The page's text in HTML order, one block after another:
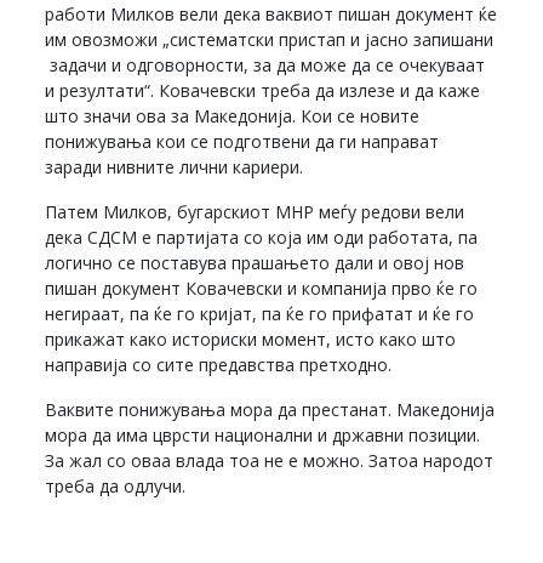
работи Милков вели дека ваквиот пишан документ ќе
им овозможи „систематски пристап и јасно запишани
задачи и одговорности, за да може да се очекуваат
и резултати“. Ковачевски треба да излезе и да каже
што значи ова за Македонија. Кои се новите
понижувања кои се подготвени да ги направат
заради нивните лични кариери.
Патем Милков, бугарскиот МНР меѓу редови вели
дека СДСМ е партијата со која им оди работата, па
логично се поставува прашањето дали и овој нов
пишан документ Ковачевски и компанија прво ќе го
негираат, па ќе го кријат, па ќе го прифатат и ќе го
прикажат како историски момент, исто како што
направија со сите предавства претходно.
Ваквите понижувања мора да престанат. Македонија
мора да има цврсти национални и државни позиции.
За жал со оваа влада тоа не е можно. Затоа народот
треба да одлучи.